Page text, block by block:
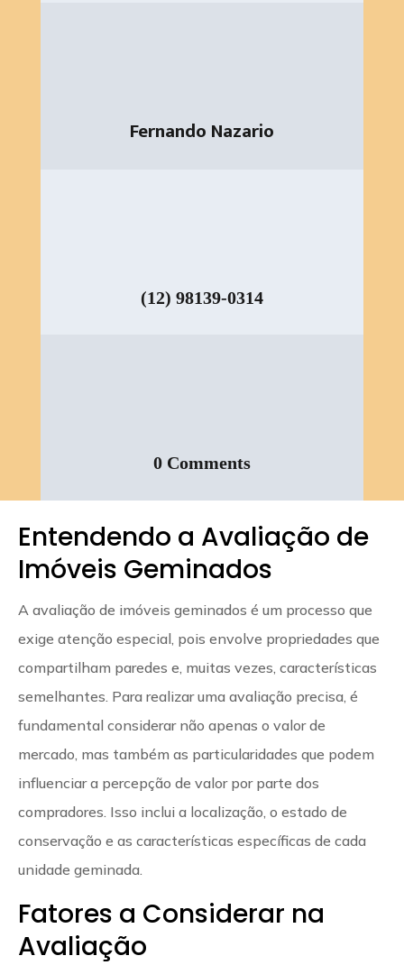
Fernando Nazario
(12) 98139-0314
0 Comments
Entendendo a Avaliação de
Imóveis Geminados
A avaliação de imóveis geminados é um processo que
exige atenção especial, pois envolve propriedades que
compartilham paredes e, muitas vezes, características
semelhantes. Para realizar uma avaliação precisa, é
fundamental considerar não apenas o valor de
mercado, mas também as particularidades que podem
influenciar a percepção de valor por parte dos
compradores. Isso inclui a localização, o estado de
conservação e as características específicas de cada
unidade geminada.
Fatores a Considerar na
Avaliação